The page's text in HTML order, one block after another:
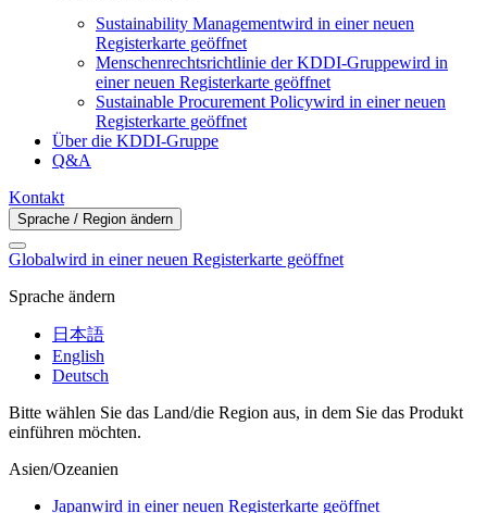
Sustainability Managementwird in einer neuen
Registerkarte geöffnet
Menschenrechtsrichtlinie der KDDI-Gruppewird in
einer neuen Registerkarte geöffnet
Sustainable Procurement Policywird in einer neuen
Registerkarte geöffnet
Über die KDDI-Gruppe
Q&A
Kontakt
Sprache / Region ändern
Globalwird in einer neuen Registerkarte geöffnet
Sprache ändern
日本語
English
Deutsch
Bitte wählen Sie das Land/die Region aus, in dem Sie das Produkt
einführen möchten.
Asien/Ozeanien
Japanwird in einer neuen Registerkarte geöffnet